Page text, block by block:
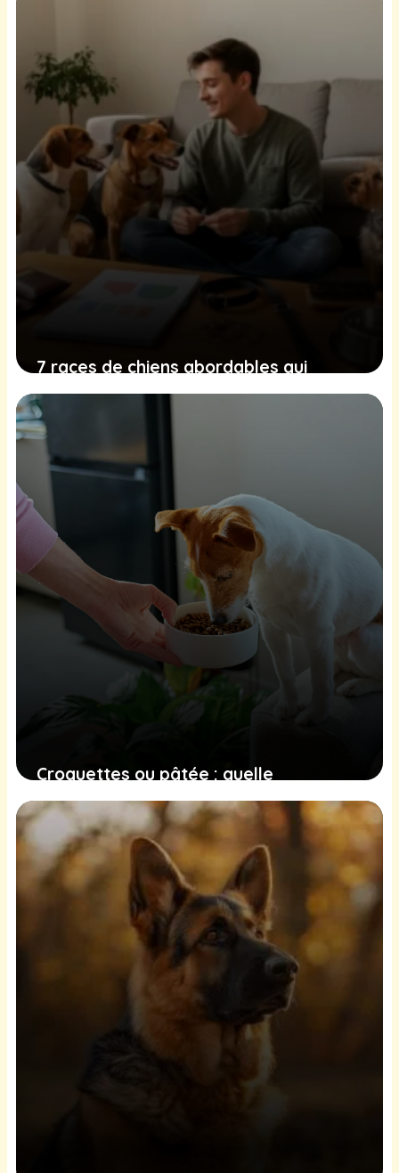
7 races de chiens abordables qui
coûtent moins cher à entretenir
30 juin 2026
Croquettes ou pâtée : quelle
alimentation choisir pour son chien ?
17 mars 2026